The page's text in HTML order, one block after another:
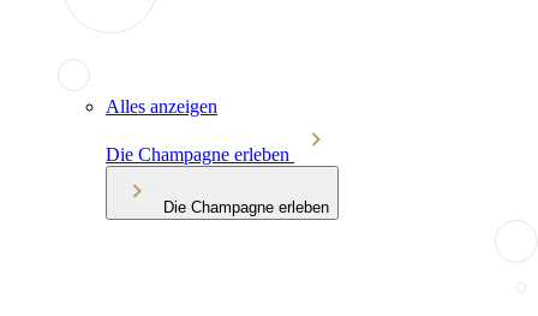
Alles anzeigen
Die Champagne erleben
Die Champagne erleben